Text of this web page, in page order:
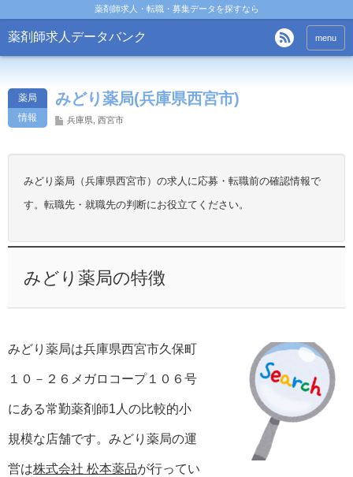
薬剤師求人・転職・募集データを探すなら
薬剤師求人データバンク menu
薬局
情報
みどり薬局(兵庫県西宮市)
兵庫県 西宮市
みどり薬局（兵庫県西宮市）の求人に応募・転職前の確認情報で
す。転職先・就職先の判断にお役立てください。
みどり薬局の特徴
みどり薬局は兵庫県西宮市久保町
１０－２６メガロコープ１０６号
にある常勤薬剤師1人の比較的小
規模な店舗です。みどり薬局の運
営は株式会社 松本薬品が行ってい